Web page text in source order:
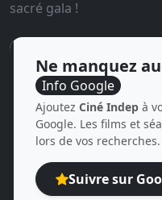
sacré gala !
Ne manquez
Info Google
Ajoutez Ciné Indep à
Google. Les films et
lors de vos recherches.
Suivre sur